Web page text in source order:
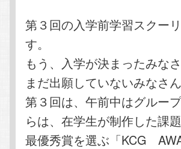
第３回の入学前学習スクー
す。
もう、入学が決まったみな
まだ出願していないみなさ
第３回は、午前中はグルー
らは、在学生が制作した課
最優秀賞を選ぶ「KCG